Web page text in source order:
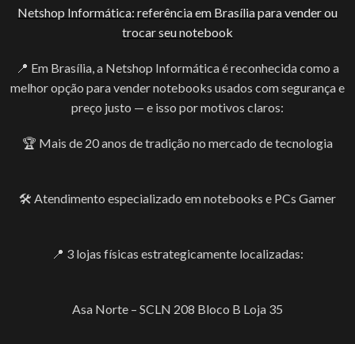
Netshop Informática: referência em Brasília para vender ou
trocar seu notebook
📍 Em Brasília, a Netshop Informática é reconhecida como a
melhor opção para vender notebooks usados com segurança e
preço justo — e isso por motivos claros:
🏆 Mais de 20 anos de tradição no mercado de tecnologia
🛠️ Atendimento especializado em notebooks e PCs Gamer
📍 3 lojas físicas estrategicamente localizadas:
Asa Norte – SCLN 208 Bloco B Loja 35